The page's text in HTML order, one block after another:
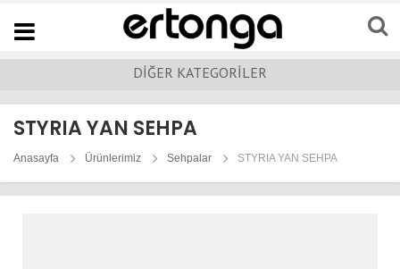
Navigation
DİĞER KATEGORİLER
STYRIA YAN SEHPA
Anasayfa Ürünlerimiz Sehpalar STYRIA YAN SEHPA